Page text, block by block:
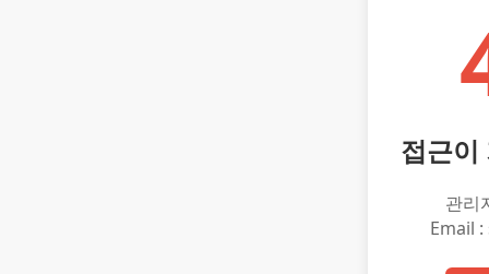
접근이
관리
Email